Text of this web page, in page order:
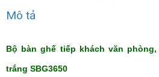
Mô tả
Bộ bàn ghế tiếp khách văn
trắng SBG3650